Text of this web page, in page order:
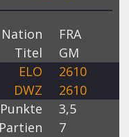
Nation
FRA
Titel
GM
ELO
2610
DWZ
2610
Punkte
3,5
Partien
7